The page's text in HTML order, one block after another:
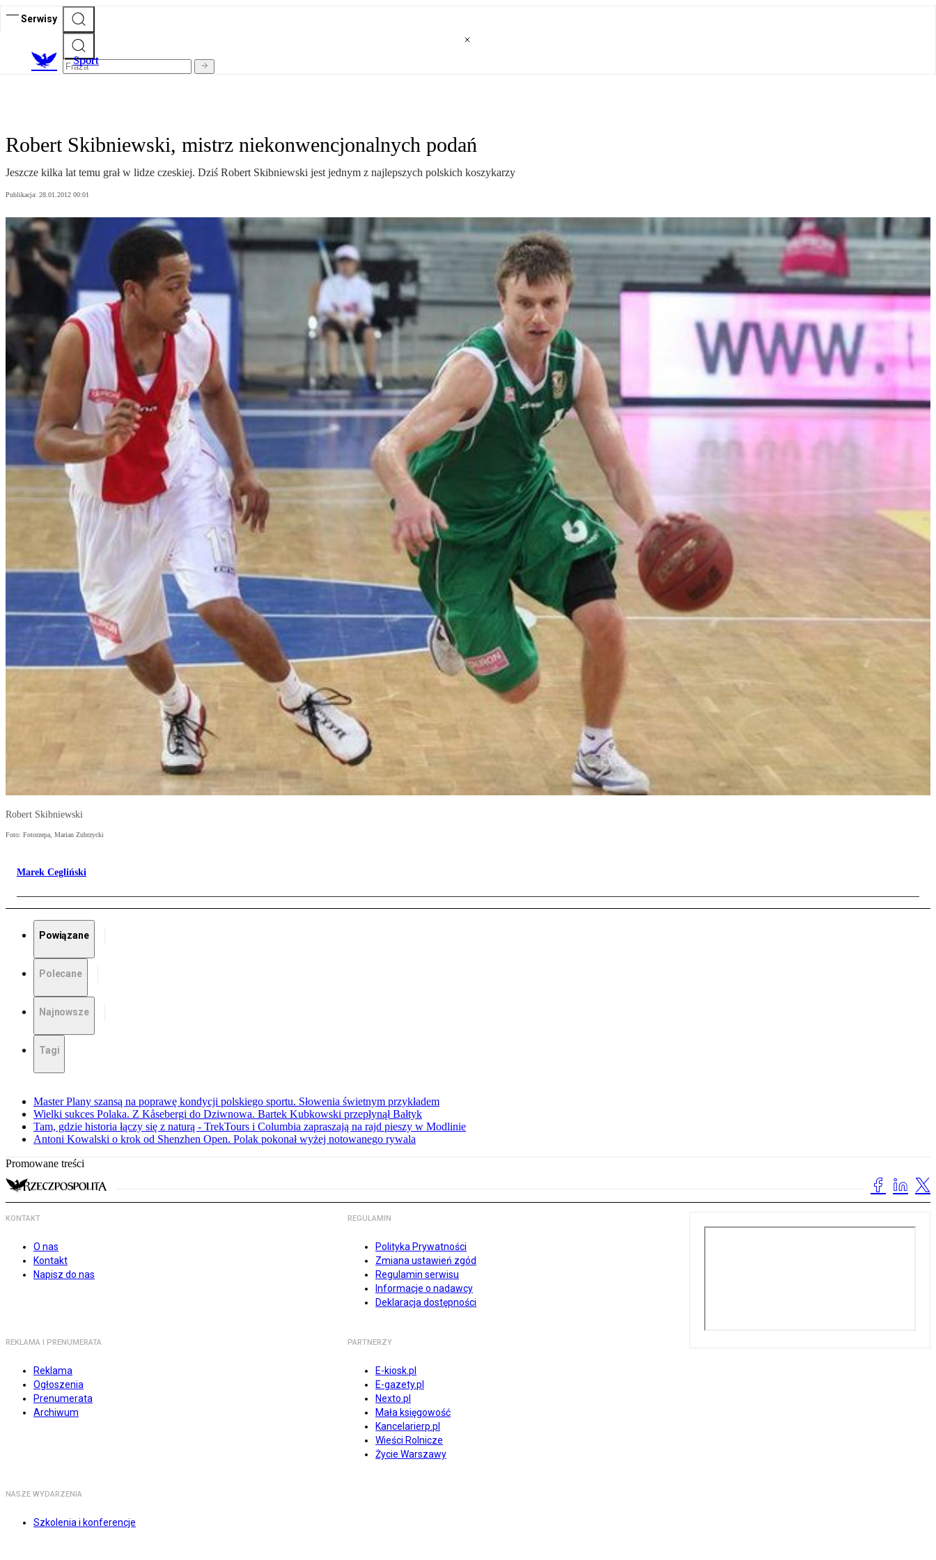
Serwisy
Sport
Robert Skibniewski, mistrz niekonwencjonalnych podań
Jeszcze kilka lat temu grał w lidze czeskiej. Dziś Robert Skibniewski jest jednym z najlepszych polskich koszykarzy
Publikacja: 28.01.2012 00:01
Robert Skibniewski
Foto: Fotorzepa, Marian Zubrzycki
Marek Cegliński
Powiązane
Polecane
Najnowsze
Tagi
Master Plany szansą na poprawę kondycji polskiego sportu. Słowenia świetnym przykładem
Wielki sukces Polaka. Z Kåsebergi do Dziwnowa. Bartek Kubkowski przepłynął Bałtyk
Tam, gdzie historia łączy się z naturą - TrekTours i Columbia zapraszają na rajd pieszy w Modlinie
Antoni Kowalski o krok od Shenzhen Open. Polak pokonał wyżej notowanego rywala
Promowane treści
KONTAKT
O nas
Kontakt
Napisz do nas
REGULAMIN
Polityka Prywatności
Zmiana ustawień zgód
Regulamin serwisu
Informacje o nadawcy
Deklaracja dostępności
REKLAMA I PRENUMERATA
Reklama
Ogłoszenia
Prenumerata
Archiwum
PARTNERZY
E-kiosk.pl
E-gazety.pl
Nexto.pl
Mała księgowość
Kancelarierp.pl
Wieści Rolnicze
Życie Warszawy
NASZE WYDARZENIA
Szkolenia i konferencje